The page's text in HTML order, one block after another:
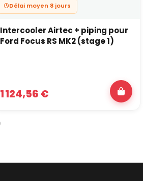
Délai moyen 8 jours
Intercooler Airtec + piping pour
Ford Focus RS MK2 (stage 1)
1 124,56 €